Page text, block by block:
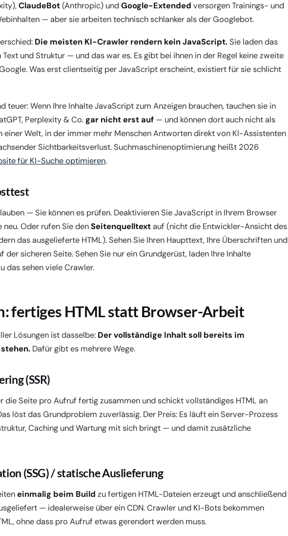
ClaudeBot(Anthropic) undGoogle-Extended versorgen Trainings- und
— aber sie arbeiten technisch schlanker als der Googlebot.
Die meisten KI-Crawler rendern kein JavaScript. Sie laden das
Text und Struktur — und das war es. Es gibt bei ihnen in der Regel keine zweite
Was erst clientseitig per JavaScript erscheint, existiert für sie schlicht
teuer: Wenn Ihre Inhalte JavaScript zum Anzeigen brauchen, tauchen sie in
Perplexity & Co.gar nicht erst auf — und können dort auch nicht als
einer Welt, in der immer mehr Menschen Antworten direkt von KI-Assistenten
Sichtbarkeitsverlust. Suchmaschinenoptimierung heißt 2026
für KI-Suche optimieren.
— Sie können es prüfen. Deaktivieren Sie JavaScript in Ihrem Browser
neu. Oder rufen Sie denSeitenquelltextauf (nicht die Entwickler-Ansicht des
das ausgelieferte HTML). Sehen Sie Ihren Haupttext, Ihre Überschriften und
der sicheren Seite. Sehen Sie nur ein Grundgerüst, laden Ihre Inhalte
das sehen viele Crawler.
fertiges HTML statt Browser-Arbeit
Lösungen ist dasselbe: Der vollständige Inhalt soll bereits im
Dafür gibt es mehrere Wege.
(SSR)
die Seite pro Aufruf fertig zusammen und schickt vollständiges HTML an
löst das Grundproblem zuverlässig. Der Preis: Es läuft ein Server-Prozess
Caching und Wartung mit sich bringt — und damit zusätzliche
(SSG) / statische Auslieferung
einmalig beim Build zu fertigen HTML-Dateien erzeugt und anschließend
— idealerweise über ein CDN. Crawler und KI-Bots bekommen
ohne dass pro Aufruf etwas gerendert werden muss.